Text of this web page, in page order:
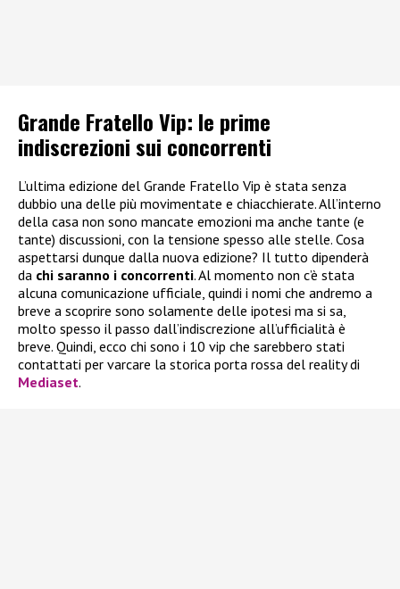
Grande Fratello Vip: le prime
indiscrezioni sui concorrenti
L’ultima edizione del Grande Fratello Vip è stata senza
dubbio una delle più movimentate e chiacchierate. All’interno
della casa non sono mancate emozioni ma anche tante (e
tante) discussioni, con la tensione spesso alle stelle. Cosa
aspettarsi dunque dalla nuova edizione? Il tutto dipenderà
da chi saranno i concorrenti. Al momento non c’è stata
alcuna comunicazione ufficiale, quindi i nomi che andremo a
breve a scoprire sono solamente delle ipotesi ma si sa,
molto spesso il passo dall’indiscrezione all’ufficialità è
breve. Quindi, ecco chi sono i 10 vip che sarebbero stati
contattati per varcare la storica porta rossa del reality di
Mediaset.